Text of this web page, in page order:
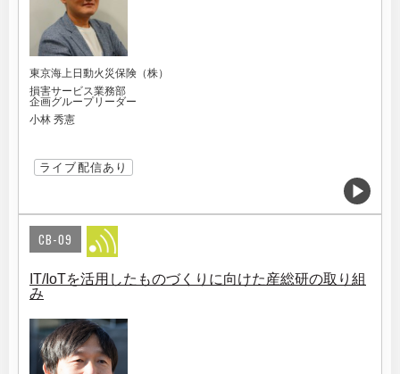
東京海上日動火災保険（株）
損害サービス業務部
企画グループリーダー
小林 秀憲
ライブ配信あり
CB-09
IT/IoTを活用したものづくりに向けた産総研の取り組
み